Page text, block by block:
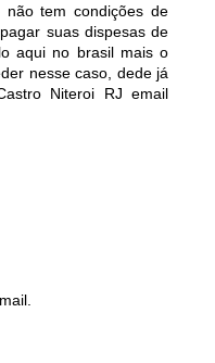
tem condições de
suas dispesas de
aqui no brasil mais o
nesse caso, dede já
Niteroi RJ email